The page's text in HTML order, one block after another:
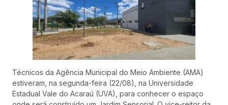
Técnicos da Agência Municipal do Meio Ambiente (AMA)
estiveram, na segunda-feira (22/08), na Universidade
Estadual Vale do Acaraú (UVA), para conhecer o espaço